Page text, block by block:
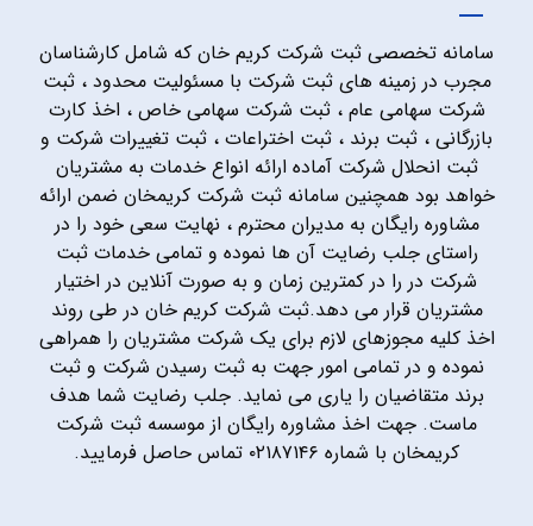
سامانه تخصصی ثبت شرکت کریم خان که شامل کارشناسان
مجرب در زمینه های ثبت شرکت با مسئولیت محدود ، ثبت
شرکت سهامی عام ، ثبت شرکت سهامی خاص ، اخذ کارت
بازرگانی ، ثبت برند ، ثبت اختراعات ، ثبت تغییرات شرکت و
ثبت انحلال شرکت آماده ارائه انواع خدمات به مشتریان
خواهد بود همچنین سامانه ثبت شرکت کریمخان ضمن ارائه
مشاوره رایگان به مدیران محترم ، نهایت سعی خود را در
راستای جلب رضایت آن ها نموده و تمامی خدمات ثبت
شرکت در را در کمترین زمان و به صورت آنلاین در اختیار
مشتریان قرار می دهد.ثبت شرکت کریم خان در طی روند
اخذ کلیه مجوزهای لازم برای یک شرکت مشتریان را همراهی
نموده و در تمامی امور جهت به ثبت رسیدن شرکت و ثبت
برند متقاضیان را یاری می نماید. جلب رضایت شما هدف
ماست. جهت اخذ مشاوره رایگان از موسسه ثبت شرکت
کریمخان با شماره ۰۲۱۸۷۱۴۶ تماس حاصل فرمایید.